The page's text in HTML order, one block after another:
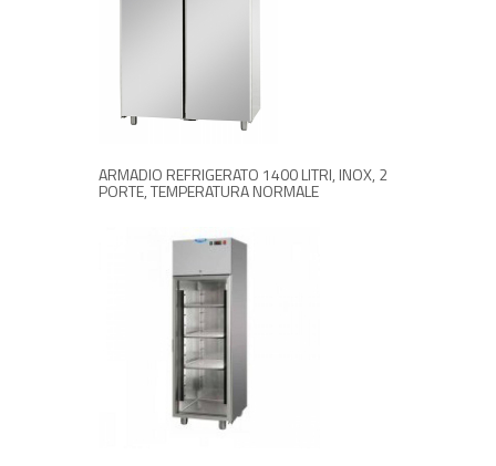
ARMADIO REFRIGERATO 1400 LITRI, INOX, 2
PORTE, TEMPERATURA NORMALE
RICHIEDI INFORMAZIONI